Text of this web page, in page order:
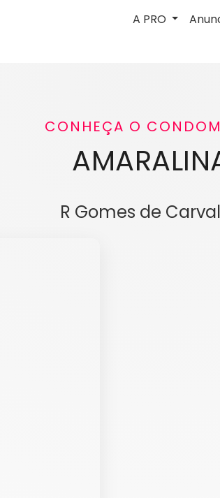
A PRO
CONHEÇA O
R Gomes de